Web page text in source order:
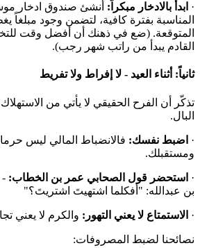
· ابدأ بالادخار مبكراً: أنشئ صندوق ادخار
المناسبة بفترة كافية، لتضمن وجود مبلغاً
المتوقعة. (ضع في ذهنك أن أفضل وقت
القادم يبدأ من راتب شهر رجب).
ثانياً: أثناء العيد - لا إفراط ولا تفريط
تذكّر أن الفرح الحقيقي لا يأتي من
البال.
· اضبط نفسك: فالانضباط المالي ليس
ومستقبلك.
· استحضر قول الصحابي عمر بن الخطاب: -
بن عبدالله: "أفكلما اشتهيتَ اشتريتَ؟"
· الاستمتاع لا يعني التهور: والكرم لا يعني
نصائحنا لضبط المصروفات: